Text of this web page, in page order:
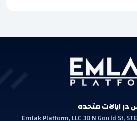
در ایالات متحده
Emlak Platform, LLC 30 N Gould St,